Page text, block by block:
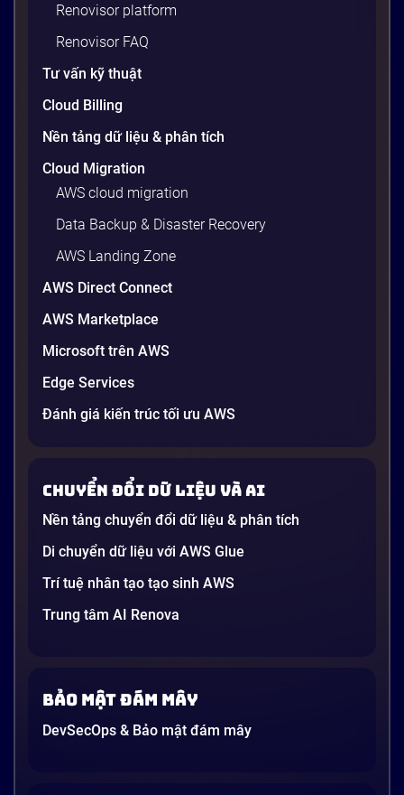
thì toàn lỗi. Lý do? Sự khác biệt về phiên bản thư
viện, cấu hình OS, biến môi trường – những thứ
20 phút
Generative AI là gì? Giải thích đơn giản
và ứng dụng cho doanh nghiệp Việt
Nam 2026
Gần đây, bạn có thể nghe đến thuật ngữ “Generative
startup công nghệ. Vấn đề là phần lớn lời giải thích
dường như chỉ được viết cho kỹ sư, không phải cho
người […]
21 phút
Renovisor platform
Renovisor FAQ
Tư vấn kỹ thuật
Cloud Billing
Nền tảng dữ liệu & phân tích
Cloud Migration
AWS cloud migration
Data Backup & Disaster Recovery
AWS Landing Zone
AWS Direct Connect
AWS Marketplace
Microsoft trên AWS
Edge Services
Đánh giá kiến trúc tối ưu AWS
Chuyển đổi dữ liệu và AI
Nền tảng chuyển đổi dữ liệu & phân tích
Di chuyển dữ liệu với AWS Glue
Trí tuệ nhân tạo tạo sinh AWS
Trung tâm AI Renova
Bảo mật đám mây
DevSecOps & Bảo mật đám mây